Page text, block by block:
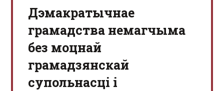
Дэмакратычнае
грамадства немагчыма
без моцнай
грамадзянскай
супольнасці і